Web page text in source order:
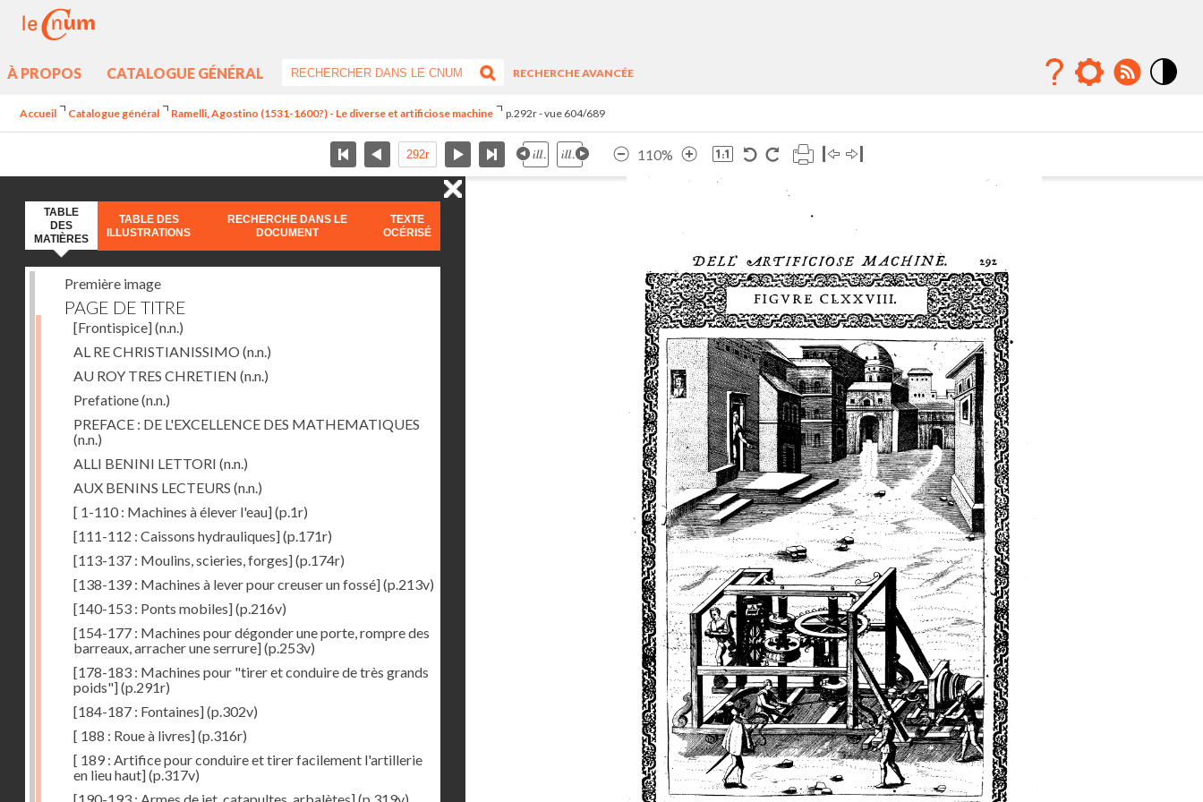
À PROPOS CATALOGUE GÉNÉRAL
RECHERCHE AVANCÉE
Accueil Catalogue général Ramelli, Agostino (1531-1600?) - Le diverse et artificiose machine p.292r - vue 604/689
110%
TABLE
DES
MATIÈRES
TABLE DES
ILLUSTRATIONS
RECHERCHE DANS LE
DOCUMENT
TEXTE
OCÉRISÉ
Première image
PAGE DE TITRE
[Frontispice](n.n.)
AL RE CHRISTIANISSIMO (n.n.)
AU ROY TRES CHRETIEN (n.n.)
Prefatione(n.n.)
PREFACE : DE L'EXCELLENCE DES MATHEMATIQUES
(n.n.)
ALLI BENINI LETTORI (n.n.)
AUX BENINS LECTEURS (n.n.)
[ 1-110 : Machines à élever l'eau](p.1r)
[111-112 : Caissons hydrauliques](p.171r)
[113-137 : Moulins, scieries, forges](p.174r)
[138-139 : Machines à lever pour creuser un fossé](p.213v)
[140-153 : Ponts mobiles](p.216v)
[154-177 : Machines pour dégonder une porte, rompre des
barreaux, arracher une serrure](p.253v)
[178-183 : Machines pour "tirer et conduire de très grands
poids"](p.291r)
[184-187 : Fontaines](p.302v)
[ 188 : Roue à livres](p.316r)
[ 189 : Artifice pour conduire et tirer facilement l'artillerie
en lieu haut](p.317v)